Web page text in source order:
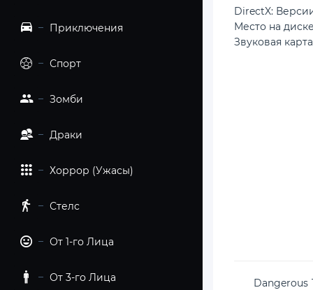
Приключения
Спорт
Зомби
Драки
Хоррор (Ужасы)
Стелс
От 1-го Лица
От 3-го Лица
DirectX:
Место на
Звуковая
Dangerous